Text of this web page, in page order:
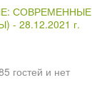
- 28.12.2021 г.
гостей и нет